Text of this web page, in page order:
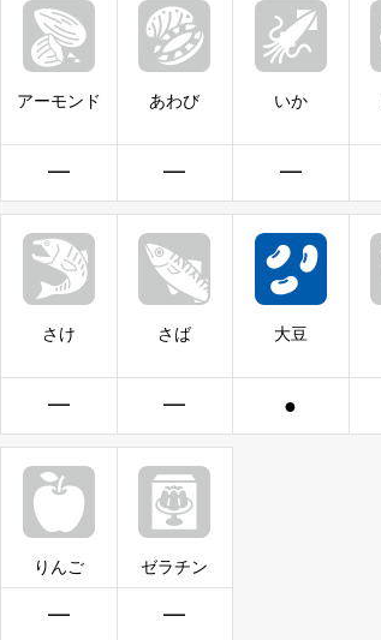
アーモンド
━
あわび
━
いか
━
さけ
━
さば
━
大豆
●
りんご
━
ゼラチン
━